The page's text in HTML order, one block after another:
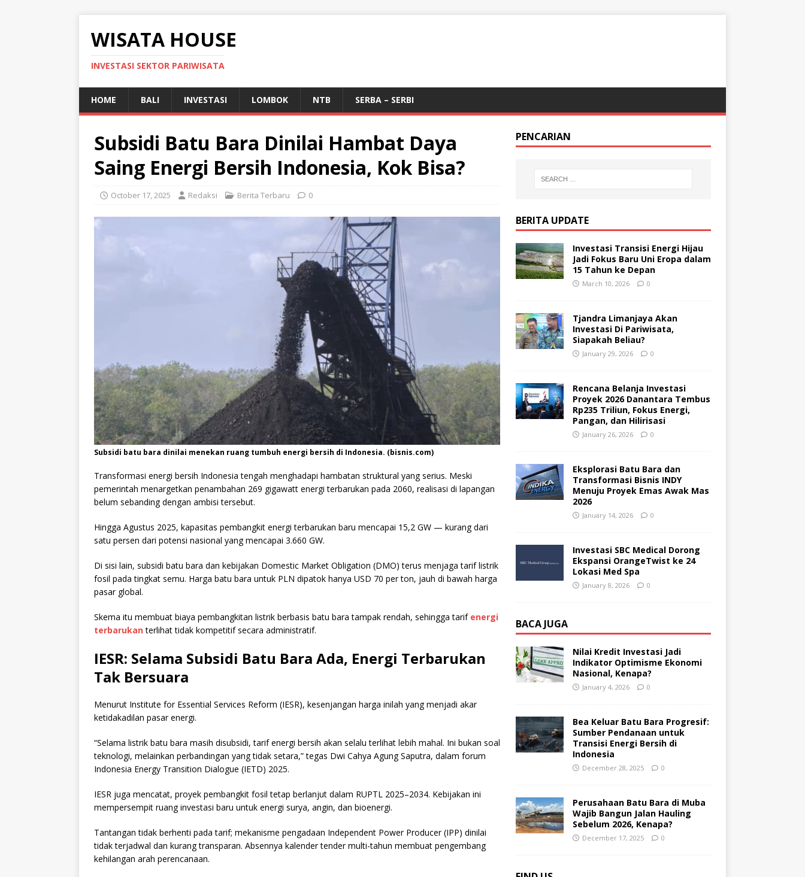
WISATA HOUSE
INVESTASI SEKTOR PARIWISATA
HOME BALI INVESTASI LOMBOK NTB SERBA – SERBI
Subsidi Batu Bara Dinilai Hambat Daya
Saing Energi Bersih Indonesia, Kok Bisa?
October 17, 2025 Redaksi Berita Terbaru 0
Subsidi batu bara dinilai menekan ruang tumbuh energi bersih di Indonesia. (bisnis.com)
Transformasi energi bersih Indonesia tengah menghadapi hambatan struktural yang serius. Meski
pemerintah menargetkan penambahan 269 gigawatt energi terbarukan pada 2060, realisasi di lapangan
belum sebanding dengan ambisi tersebut.
Hingga Agustus 2025, kapasitas pembangkit energi terbarukan baru mencapai 15,2 GW — kurang dari
satu persen dari potensi nasional yang mencapai 3.660 GW.
Di sisi lain, subsidi batu bara dan kebijakan Domestic Market Obligation (DMO) terus menjaga tarif listrik
fosil pada tingkat semu. Harga batu bara untuk PLN dipatok hanya USD 70 per ton, jauh di bawah harga
pasar global.
Skema itu membuat biaya pembangkitan listrik berbasis batu bara tampak rendah, sehingga tarif energi
terbarukan terlihat tidak kompetitif secara administratif.
IESR: Selama Subsidi Batu Bara Ada, Energi Terbarukan
Tak Bersuara
Menurut Institute for Essential Services Reform (IESR), kesenjangan harga inilah yang menjadi akar
ketidakadilan pasar energi.
“Selama listrik batu bara masih disubsidi, tarif energi bersih akan selalu terlihat lebih mahal. Ini bukan soal
teknologi, melainkan perbandingan yang tidak setara,” tegas Dwi Cahya Agung Saputra, dalam forum
Indonesia Energy Transition Dialogue (IETD) 2025.
IESR juga mencatat, proyek pembangkit fosil tetap berlanjut dalam RUPTL 2025–2034. Kebijakan ini
mempersempit ruang investasi baru untuk energi surya, angin, dan bioenergi.
Tantangan tidak berhenti pada tarif; mekanisme pengadaan Independent Power Producer (IPP) dinilai
tidak terjadwal dan kurang transparan. Absennya kalender tender multi-tahun membuat pengembang
kehilangan arah perencanaan.
PENCARIAN
BERITA UPDATE
Investasi Transisi Energi Hijau
Jadi Fokus Baru Uni Eropa dalam
15 Tahun ke Depan
March 10, 2026 0
Tjandra Limanjaya Akan
Investasi Di Pariwisata,
Siapakah Beliau?
January 29, 2026 0
Rencana Belanja Investasi
Proyek 2026 Danantara Tembus
Rp235 Triliun, Fokus Energi,
Pangan, dan Hilirisasi
January 26, 2026 0
Eksplorasi Batu Bara dan
Transformasi Bisnis INDY
Menuju Proyek Emas Awak Mas
2026
January 14, 2026 0
Investasi SBC Medical Dorong
Ekspansi OrangeTwist ke 24
Lokasi Med Spa
January 8, 2026 0
BACA JUGA
Nilai Kredit Investasi Jadi
Indikator Optimisme Ekonomi
Nasional, Kenapa?
January 4, 2026 0
Bea Keluar Batu Bara Progresif:
Sumber Pendanaan untuk
Transisi Energi Bersih di
Indonesia
December 28, 2025 0
Perusahaan Batu Bara di Muba
Wajib Bangun Jalan Hauling
Sebelum 2026, Kenapa?
December 17, 2025 0